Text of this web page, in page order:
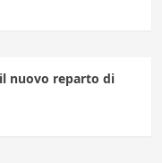
nuovo reparto di